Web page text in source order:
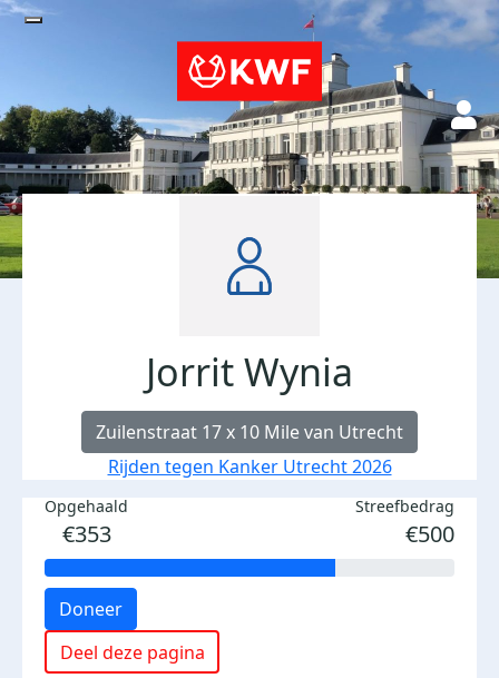
Jorrit Wynia
Zuilenstraat 17 x 10 Mile van Utrecht
Rijden tegen Kanker Utrecht 2026
Opgehaald
€353
Streefbedrag
€500
Doneer
Deel deze pagina